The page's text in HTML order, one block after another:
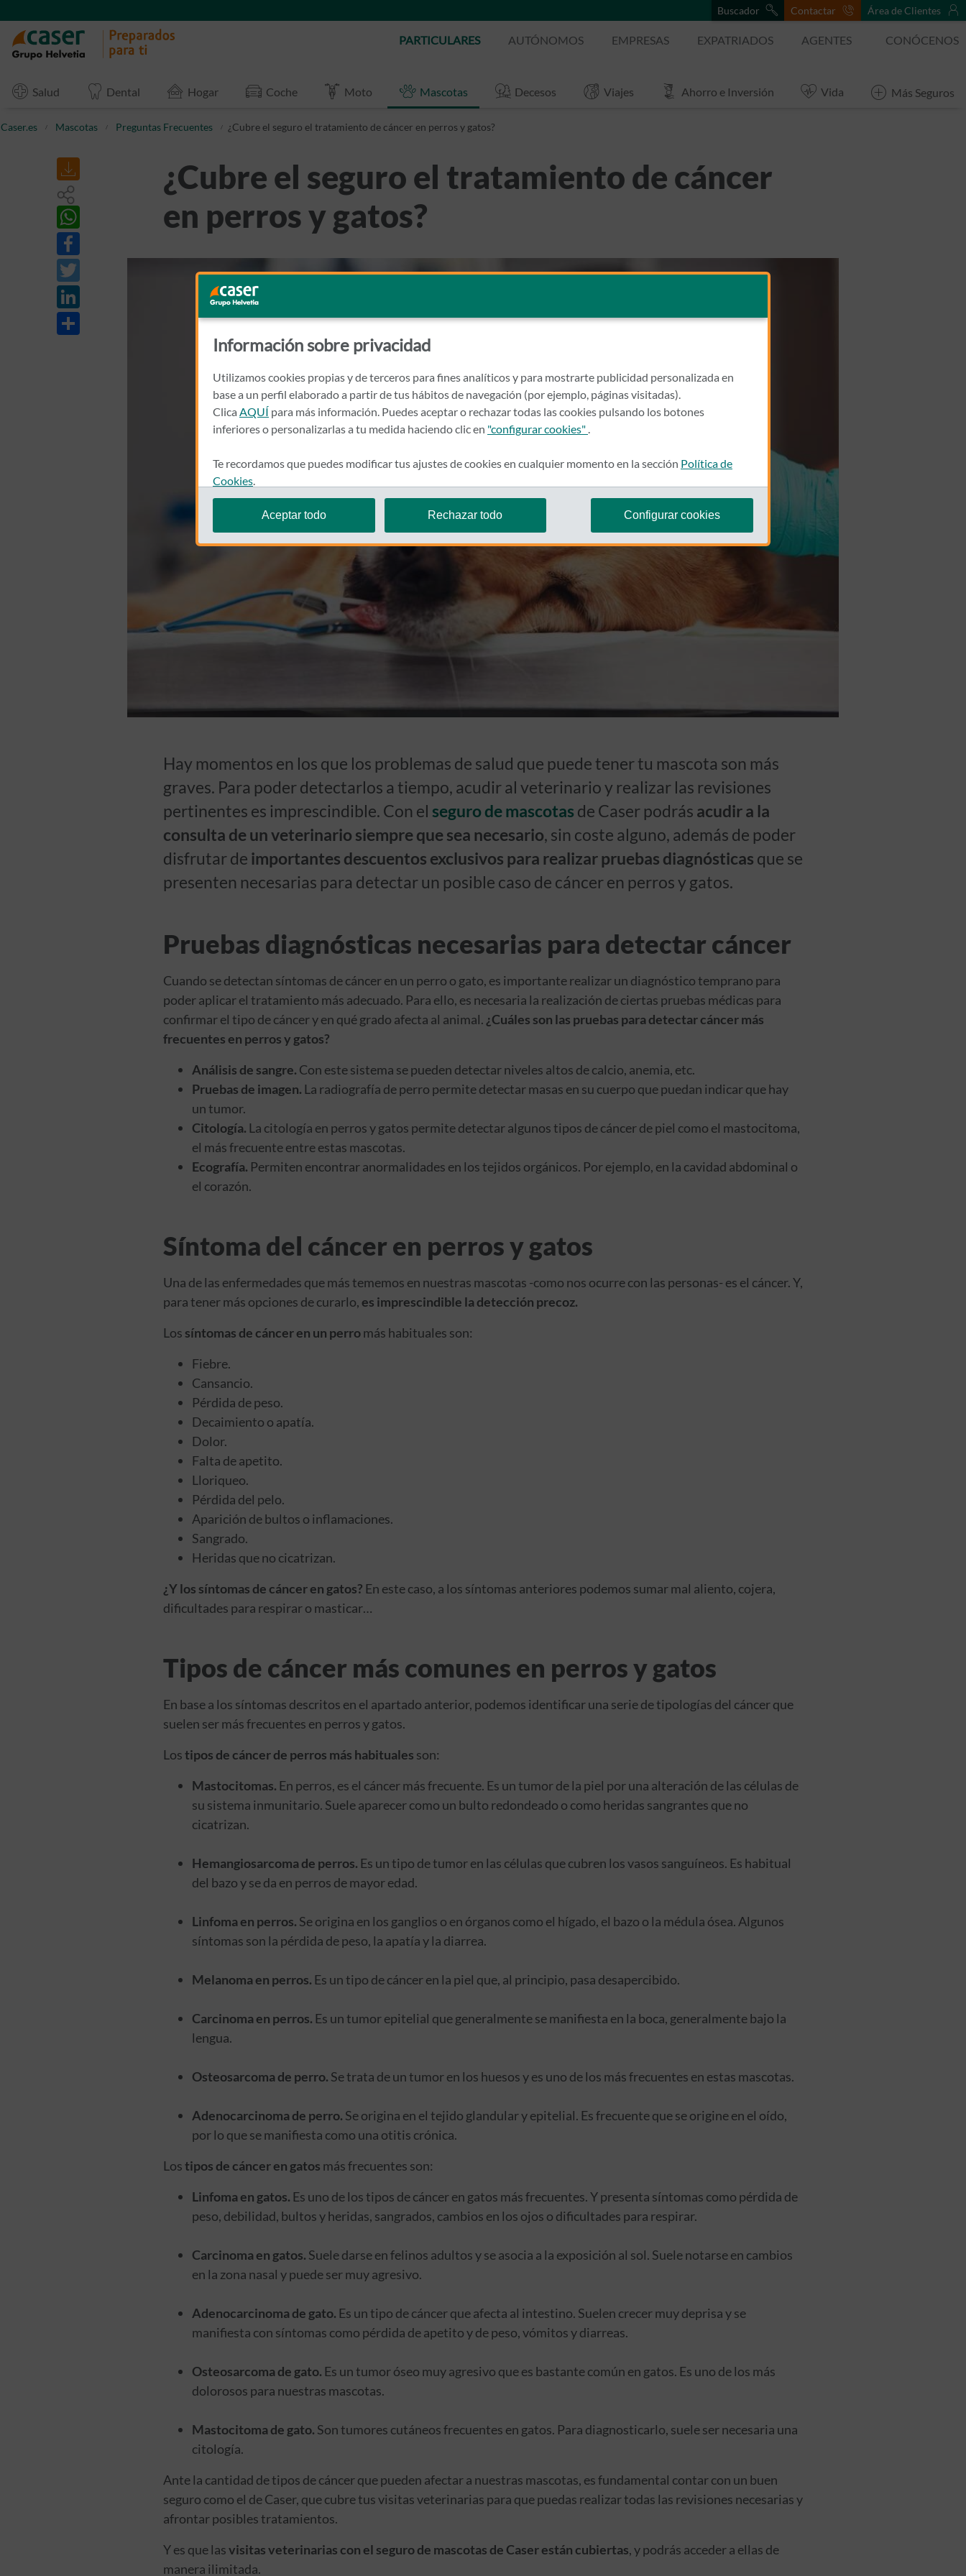
Buscador Contactar Área de Clientes
PARTICULARES
Salud Dental Hogar Coche Moto Mascotas Decesos Viajes Ahorro e Inversión Vida Más Seguros
AUTÓNOMOS EMPRESAS EXPATRIADOS AGENTES CONÓCENOS
Caser.es Mascotas Preguntas Frecuentes ¿Cubre el seguro el tratamiento de cáncer en perros y gatos?
¿Cubre el seguro el tratamiento de cáncer
en perros y gatos?
Hay momentos en los que los problemas de salud que puede tener tu mascota son más
graves. Para poder detectarlos a tiempo, acudir al veterinario y realizar las revisiones
pertinentes es imprescindible. Con el seguro de mascotas de Caser podrás acudir a la
consulta de un veterinario siempre que sea necesario, sin coste alguno, además de poder
disfrutar de importantes descuentos exclusivos para realizar pruebas diagnósticas que se
presenten necesarias para detectar un posible caso de cáncer en perros y gatos.
Pruebas diagnósticas necesarias para detectar cáncer
Cuando se detectan síntomas de cáncer en un perro o gato, es importante realizar un diagnóstico temprano para
poder aplicar el tratamiento más adecuado. Para ello, es necesaria la realización de ciertas pruebas médicas para
confirmar el tipo de cáncer y en qué grado afecta al animal. ¿Cuáles son las pruebas para detectar cáncer más
frecuentes en perros y gatos?
Análisis de sangre. Con este sistema se pueden detectar niveles altos de calcio, anemia, etc.
Pruebas de imagen. La radiografía de perro permite detectar masas en su cuerpo que puedan indicar que hay
un tumor.
Citología. La citología en perros y gatos permite detectar algunos tipos de cáncer de piel como el mastocitoma,
el más frecuente entre estas mascotas.
Ecografía. Permiten encontrar anormalidades en los tejidos orgánicos. Por ejemplo, en la cavidad abdominal o
el corazón.
Síntoma del cáncer en perros y gatos
Una de las enfermedades que más tememos en nuestras mascotas -como nos ocurre con las personas- es el cáncer. Y,
para tener más opciones de curarlo, es imprescindible la detección precoz.
Los síntomas de cáncer en un perromás habituales son:
Fiebre.
Cansancio.
Pérdida de peso.
Decaimiento o apatía.
Dolor.
Falta de apetito.
Lloriqueo.
Pérdida del pelo.
Aparición de bultos o inflamaciones.
Sangrado.
Heridas que no cicatrizan.
¿Y los síntomas de cáncer en gatos? En este caso, a los síntomas anteriores podemos sumar mal aliento, cojera,
dificultades para respirar o masticar…
Tipos de cáncer más comunes en perros y gatos
En base a los síntomas descritos en el apartado anterior, podemos identificar una serie de tipologías del cáncer que
suelen ser más frecuentes en perros y gatos.
Lostipos de cáncer de perros más habituales son:
Mastocitomas. En perros, es el cáncer más frecuente. Es un tumor de la piel por una alteración de las células de
su sistema inmunitario. Suele aparecer como un bulto redondeado o como heridas sangrantes que no
cicatrizan.
Hemangiosarcoma de perros. Es un tipo de tumor en las células que cubren los vasos sanguíneos. Es habitual
del bazo y se da en perros de mayor edad.
Linfoma en perros. Se origina en los ganglios o en órganos como el hígado, el bazo o la médula ósea. Algunos
síntomas son la pérdida de peso, la apatía y la diarrea.
Melanoma en perros. Es un tipo de cáncer en la piel que, al principio, pasa desapercibido.
Carcinoma en perros. Es un tumor epitelial que generalmente se manifiesta en la boca, generalmente bajo la
lengua.
Osteosarcoma de perro. Se trata de un tumor en los huesos y es uno de los más frecuentes en estas mascotas.
Adenocarcinoma de perro. Se origina en el tejido glandular y epitelial. Es frecuente que se origine en el oído,
por lo que se manifiesta como una otitis crónica.
Lostipos de cáncer en gatos más frecuentes son:
Linfoma en gatos. Es uno de los tipos de cáncer en gatos más frecuentes. Y presenta síntomas como pérdida de
peso, debilidad, bultos y heridas, sangrados, cambios en los ojos o dificultades para respirar.
Carcinoma en gatos. Suele darse en felinos adultos y se asocia a la exposición al sol. Suele notarse en cambios
en la zona nasal y puede ser muy agresivo.
Adenocarcinoma de gato. Es un tipo de cáncer que afecta al intestino. Suelen crecer muy deprisa y se
manifiesta con síntomas como pérdida de apetito y de peso, vómitos y diarreas.
Osteosarcoma de gato. Es un tumor óseo muy agresivo que es bastante común en gatos. Es uno de los más
dolorosos para nuestras mascotas.
Mastocitoma de gato. Son tumores cutáneos frecuentes en gatos. Para diagnosticarlo, suele ser necesaria una
citología.
Ante la cantidad de tipos de cáncer que pueden afectar a nuestras mascotas, es fundamental contar con un buen
seguro como el de Caser, que cubre tus visitas veterinarias para que puedas realizar todas las revisiones necesarias y
afrontar posibles tratamientos.
Y es que lasvisitas veterinarias con el seguro de mascotas de Caser están cubiertas, y podrás acceder a ellas de
manera ilimitada.
Información sobre privacidad
Utilizamos cookies propias y de terceros para fines analíticos y para mostrarte publicidad personalizada en
base a un perfil elaborado a partir de tus hábitos de navegación (por ejemplo, páginas visitadas).
Clica AQUÍ para más información. Puedes aceptar o rechazar todas las cookies pulsando los botones
inferiores o personalizarlas a tu medida haciendo clic en "configurar cookies" .
Te recordamos que puedes modificar tus ajustes de cookies en cualquier momento en la sección Política de
Cookies.
Aceptar todo Rechazar todo Configurar cookies